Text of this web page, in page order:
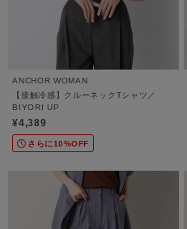
ANCHOR WOMAN
【接触冷感】クルーネックTシャツ／
BIYORI UP
¥4,389
さらに10%OFF